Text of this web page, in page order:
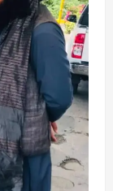
3
4